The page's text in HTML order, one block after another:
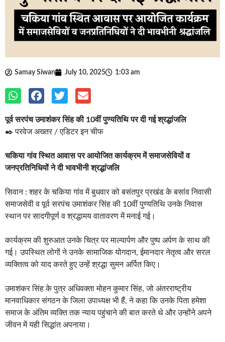
Samay Siwan July 10, 2025 1:03 am
पूर्व सरपंच उमाशंकर सिंह की 10वीं पुण्यतिथि पर दी गई श्रद्धांजलि
✒️ परवेज अख्तर / एडिटर इन चीफ
चकिया गांव स्थित आवास पर आयोजित कार्यक्रम में समाजसेवियों व
जनप्रतिनिधियों ने दी भावभीनी श्रद्धांजलि
सिवान : शहर के चकिया गांव में बुधवार को बसंतपुर प्रखंड के बसांव निवासी
समाजसेवी व पूर्व सरपंच उमाशंकर सिंह की 10वीं पुण्यतिथि उनके निवास
स्थान पर सादगीपूर्ण व श्रद्धामय वातावरण में मनाई गई।
कार्यक्रम की शुरुआत उनके चित्र पर माल्यार्पण और पुष्प अर्पण के साथ की
गई। उपस्थित लोगों ने उनके सामाजिक योगदान, ईमानदार नेतृत्व और सरल
व्यक्तित्व को याद करते हुए उन्हें श्रद्धा सुमन अर्पित किए।
उमाशंकर सिंह के पुत्र अधिवक्ता मोहन कुमार सिंह, जो अंतरराष्ट्रीय
मानवाधिकार संगठन के जिला उपाध्यक्ष भी हैं, ने कहा कि उनके पिता हमेशा
समाज के अंतिम व्यक्ति तक न्याय पहुंचाने की बात करते थे और उन्होंने अपने
जीवन में यही सिद्धांत अपनाया।